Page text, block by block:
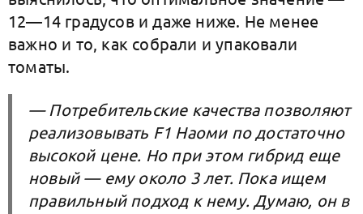
12—14 градусов и даже ниже. Не менее
важно и то, как собрали и упаковали
томаты.
— Потребительские качества позволяют
реализовывать F1 Наоми по достаточно
высокой цене. Но при этом гибрид еще
новый — ему около 3 лет. Пока ищем
правильный подход к нему. Думаю, он в